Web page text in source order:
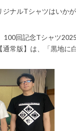
ナルTシャツはいか
回記念Tシャツ2025
常版】は、「黒地に